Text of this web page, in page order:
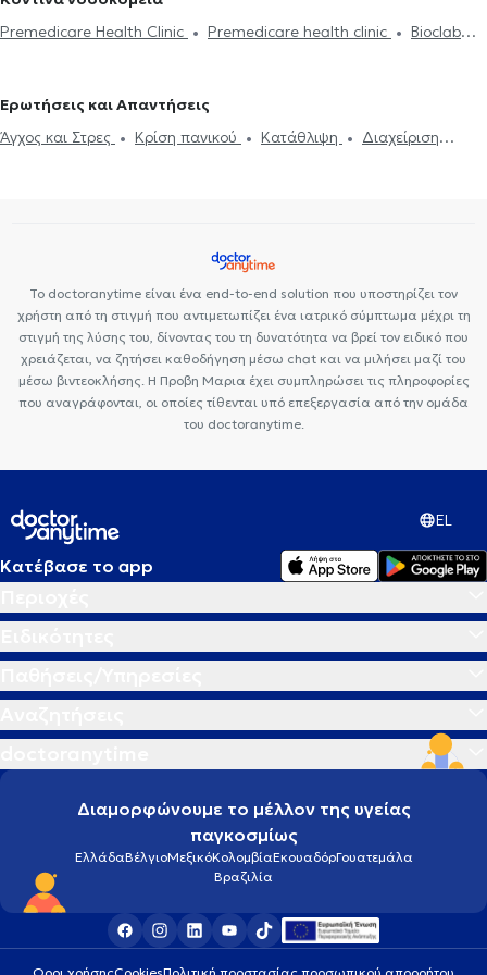
Κρίση πανικού
διαδίκτυο
ΔΕΠΥ Κρίση πανικού
Εθισμός
Τεστ επαγγελματικού προσανατολισμού
Premedicare Health Clinic
Premedicare health clinic
Bioclab
Ερωτήσεις και Απαντήσεις
Άγχος και Στρες
Κρίση πανικού Κατάθλιψη
Διαχείριση
Το doctoranytime είναι ένα end-to-end solution που υποστηρίζει τον
χρήστη από τη στιγμή που αντιμετωπίζει ένα ιατρικό σύμπτωμα μέχρι τη
στιγμή της λύσης του, δίνοντας του τη δυνατότητα να βρεί τον ειδικό που
χρειάζεται, να ζητήσει καθοδήγηση μέσω chat και να μιλήσει μαζί του
μέσω βιντεοκλήσης. Η Προβη Μαρια έχει συμπληρώσει τις πληροφορίες
που αναγράφονται, οι οποίες τίθενται υπό επεξεργασία από την ομάδα
του doctoranytime.
EL
Κατέβασε το app
Διαμορφώνουμε το μέλλον της υγείας
παγκοσμίως
ΕλλάδαΒέλγιοΜεξικόΚολομβίαΕκουαδόρΓουατεμάλα
Βραζιλία